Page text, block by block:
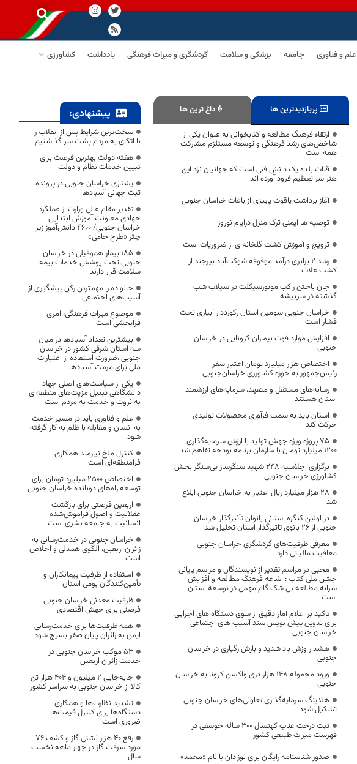
علم و فناوری جامعه پزشکی و سلامت گردشگری و میراث فرهنگی یادداشت
کشاورزی
پربازدیدترین ها داغ ترین ها
ارتقاء فرهنگ مطالعه و کتابخوانی به عنوان یکی از
شاخص‌های رشد فرهنگی و توسعه مستلزم مشارکت
همه است
قنات بلده یک دانش فنی است که جهانیان نزد این
هنر سر تعظیم فرود آورده اند
آغاز برداشت یاقوت پاییزی از باغات خراسان جنوبی
توصیه ها ایمنی ترک منزل درایام نوروز
ترویج و آموزش کشت گلخانه‌ای از ضروریات است
رشد ۲ برابری درآمد موقوفه شوکت‌آباد بیرجند از
کشت غلات
جان باختن راکب موتورسیکلت در سیلاب شب
گذشته در سربیشه
خراسان جنوبی سومین استان رکورددار آبیاری تحت
فشار است
افزایش موارد فوت بیماران کرونایی در خراسان
جنوبی
اختصاص هزار میلیارد تومان اعتبار سفر
رئیس‌جمهور به حوزه کشاورزی خراسان‌جنوبی
رسانه‌های مستقل و متعهد، سرمایه‌های ارزشمند
استان هستند
استان باید به سمت فرآوری محصولات تولیدی
حرکت کند
۷۵ پروژه ویژه جهش تولید با ارزش سرمایه‌گذاری
۱۲۰۰ میلیارد تومان با سازمان برنامه بودجه تفاهم شد
برگزاری اجلاسیه ۲۴۸ شهید سنگرساز بی‌سنگر بخش
کشاورزی خراسان جنوبی
۲۸ هزار میلیارد ریال اعتبار به خراسان جنوبی ابلاغ
شد
در اولین کنگره استانی بانوان تأثیرگذار خراسان
جنوبی از 26 بانوی تاثیرگذار استان تجلیل شد
معرفی ظرفیت‌های گردشگری خراسان جنوبی
معافیت مالیاتی دارد
محبی در مراسم تقدیر از نویسندگان و مراسم پایانی
جشن ملی کتاب : اشاعه فرهنگ مطالعه و افزایش
سرانه مطالعه بی شک گام مهمی در توسعه استان
است
تاکید بر اعلام آمار دقیق از سوی دستگاه های اجرایی
برای تدوین پیش نویس سند آسیب های اجتماعی
خراسان جنوبی
هشدار وزش باد شدید و بارش رگباری در خراسان
جنوبی
ورود محموله ۱۴۸ هزار دزی واکسن کرونا به خراسان
جنوبی
هلدینگ سرمایه‌گذاری تعاونی‌های خراسان جنوبی
تشکیل شود
ثبت درخت عناب کهنسال ۳۰۰ ساله خوسفی در
فهرست میراث طبیعی کشور
صدور شناسنامه رایگان برای نوزادان با نام «محمد»
پیشنهادی:
سخت‌ترین شرایط پس از انقلاب را
با اتکای به مردم پشت سر گذاشتیم
هفته دولت بهترین فرصت برای
تبیین خدمات نظام و دولت
یشتازی خراسان جنوبی در پرونده
ثبت جهانی آسبادها
تقدیر مقام عالی وزارت از عملکرد
جهادی معاونت آموزش ابتدایی
خراسان جنوبی/ ۴۶۰۰ دانش‌آموز زیر
چتر «طرح حامی»
۱۸۵ بیمار هموفیلی در خراسان
جنوبی تحت پوشش خدمات بیمه
سلامت قرار دارند
خانواده را مهمترین رکن پیشگیری از
آسیب‌های اجتماعی
موضوع میراث فرهنگی، امری
فرابخشی است
بیشترین تعداد آسبادها در میان
سه استان شرقی کشور در خراسان
جنوبی ،ضرورت استفاده از اعتبارات
ملی برای مرمت آسبادها
یکی از سیاست‌های اصلی جهاد
دانشگاهی تبدیل مزیت‌های منطقه‌ای
به ثروت و خدمت به مردم است
علم و فناوری باید در مسیر خدمت
به انسان و مقابله با ظلم به کار گرفته
شود
کنترل ملخ نیازمند همکاری
فرامنطقه‌ای است
اختصاص 2500 میلیارد تومان برای
توسعه راه‌های دوبانده خراسان جنوبی
اربعین فرصتی برای بازگشت
عقلانیت و اصول فراموش‌شده
انسانیت به جامعه بشری است
خراسان جنوبی در خدمت‌رسانی به
زائران اربعین، الگوی همدلی و اخلاص
است
استفاده از ظرفیت پیمانکاران و
تأمین‌کنندگان بومی استان
ظرفیت معدنی خراسان جنوبی
فرصتی برای جهش اقتصادی
همه ظرفیت‌ها برای خدمت‌رسانی
ایمن به زائران پایان صفر بسیج شود
53 موکب خراسان جنوبی در
خدمت زائران اربعین
جابه‌جایی 2 میلیون و 404 هزار تن
کالا از خراسان جنوبی به سراسر کشور
تشدید نظارت‌ها و همکاری
دستگاه‌ها برای کنترل قیمت‌ها
ضروری است
رفع 40 هزار نشتی گاز و کشف 76
مورد سرقت گاز در چهار ماهه نخست
سال